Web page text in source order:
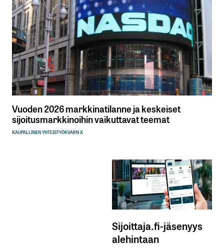
Vuoden 2026 markkinatilanne ja keskeiset
sijoitusmarkkinoihin vaikuttavat teemat
KAUPALLINEN YHTEISTYÖKVARN X
Sijoittaja.fi-jäsenyys
alehintaan